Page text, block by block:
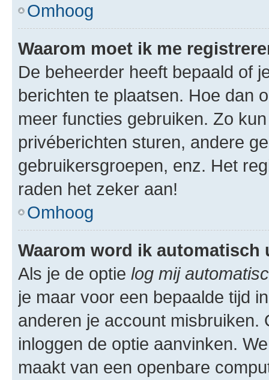
Omhoog
Waarom moet ik me
De beheerder heeft bepaald of
berichten te plaatsen. Hoe dan
meer functies gebruiken. Zo
privéberichten sturen, andere
gebruikersgroepen, enz. Het
raden het zeker aan!
Omhoog
Waarom word ik automatisch
Als je de optie log mij
je maar voor een bepaalde tijd
anderen je account misbruiken.
inloggen de optie aanvinken.
maakt van een openbare